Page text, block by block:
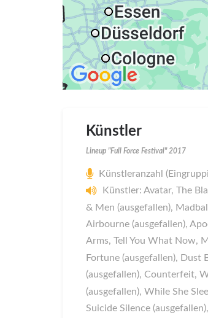
Künstler
Lineup "Full Force Festival" 2017
Künstleranzahl
Künstler: Avatar, The
& Men (ausgefallen),
Airbourne (ausgefallen),
Arms, Tell You What Now,
Fortune (ausgefallen), Dust
(ausgefallen), Counterfeit,
(ausgefallen), While She
Suicide Silence